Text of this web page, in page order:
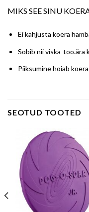
MIKS SEE SINU
Ei kahjusta koera
Sobib nii viska-too.ära
Piiksumine hoiab
SEOTUD TOOTED